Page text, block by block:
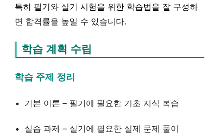
특히 필기와 실기 시험을 위한 학습법을 잘 구성하
면 합격률을 높일 수 있습니다.
학습 계획 수립
학습 주제 정리
기본 이론 – 필기에 필요한 기초 지식 복습
실습 과제 – 실기에 필요한 실제 문제 풀이